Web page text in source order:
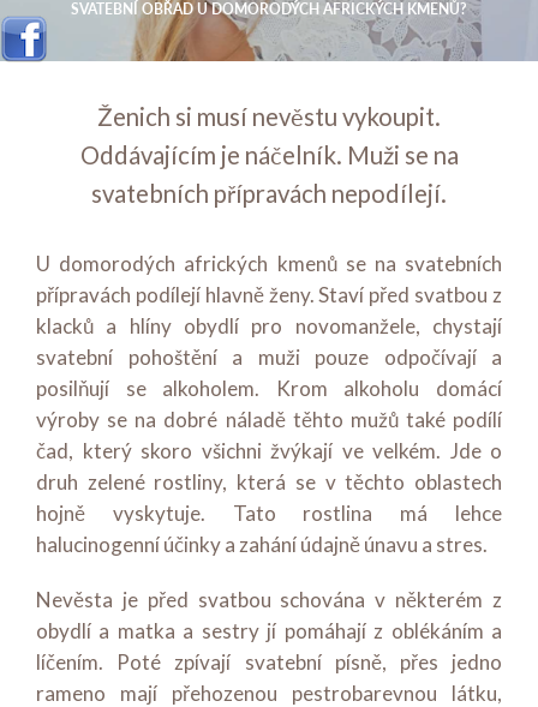
SVATEBNÍ OBŘAD U DOMORODÝCH AFRICKÝCH KMENŮ?
Ženich si musí nevěstu vykoupit.
Oddávajícím je náčelník. Muži se na
svatebních přípravách nepodílejí.
U domorodých afrických kmenů se na svatebních
přípravách podílejí hlavně ženy. Staví před svatbou z
klacků a hlíny obydlí pro novomanžele, chystají
svatební pohoštění a muži pouze odpočívají a
posilňují se alkoholem. Krom alkoholu domácí
výroby se na dobré náladě těhto mužů také podílí
čad, který skoro všichni žvýkají ve velkém. Jde o
druh zelené rostliny, která se v těchto oblastech
hojně vyskytuje. Tato rostlina má lehce
halucinogenní účinky a zahání údajně únavu a stres.
Nevěsta je před svatbou schována v některém z
obydlí a matka a sestry jí pomáhají z oblékáním a
líčením. Poté zpívají svatební písně, přes jedno
rameno mají přehozenou pestrobarevnou látku,